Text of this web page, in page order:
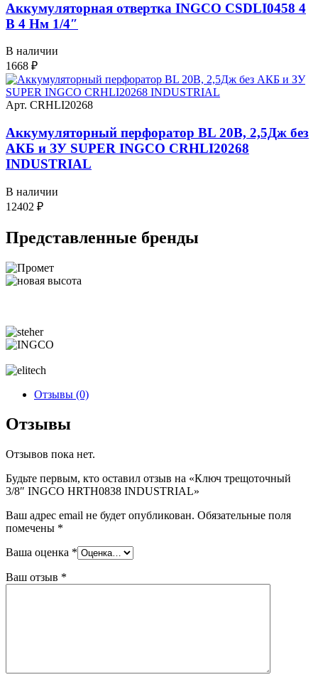
Аккумуляторная отвертка INGCO CSDLI0458 4
В 4 Нм 1/4″
В наличии
1668 ₽
Арт. CRHLI20268
Аккумуляторный перфоратор BL 20В, 2,5Дж без
АКБ и ЗУ SUPER INGCO CRHLI20268
INDUSTRIAL
В наличии
12402 ₽
Представленные бренды
Отзывы (0)
Отзывы
Отзывов пока нет.
Будьте первым, кто оставил отзыв на «Ключ трещоточный
3/8″ INGCO HRTH0838 INDUSTRIAL»
Ваш адрес email не будет опубликован. Обязательные поля
помечены *
Ваша оценка *
Ваш отзыв *